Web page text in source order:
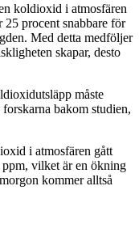
koldioxid i atmosfären
procent snabbare för
Med detta medföljer
skapar, desto
måste
bakom studien,
i atmosfären gått
vilket är en ökning
kommer alltså